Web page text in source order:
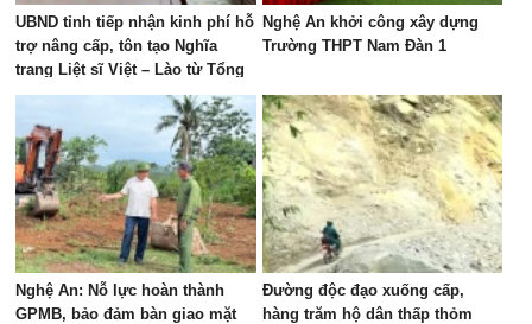
UBND tỉnh tiếp nhận kinh phí hỗ
trợ nâng cấp, tôn tạo Nghĩa
trang Liệt sĩ Việt – Lào từ Tổng
Công ty Cảng hàng không Việt
Nghệ An khởi công xây dựng
Trường THPT Nam Đàn 1
Nghệ An: Nỗ lực hoàn thành
GPMB, bảo đảm bàn giao mặt
Đường độc đạo xuống cấp,
hàng trăm hộ dân thấp thỏm